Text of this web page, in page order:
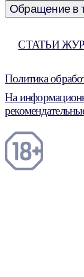
Обращение в
СТАТЬИ
Политика
На